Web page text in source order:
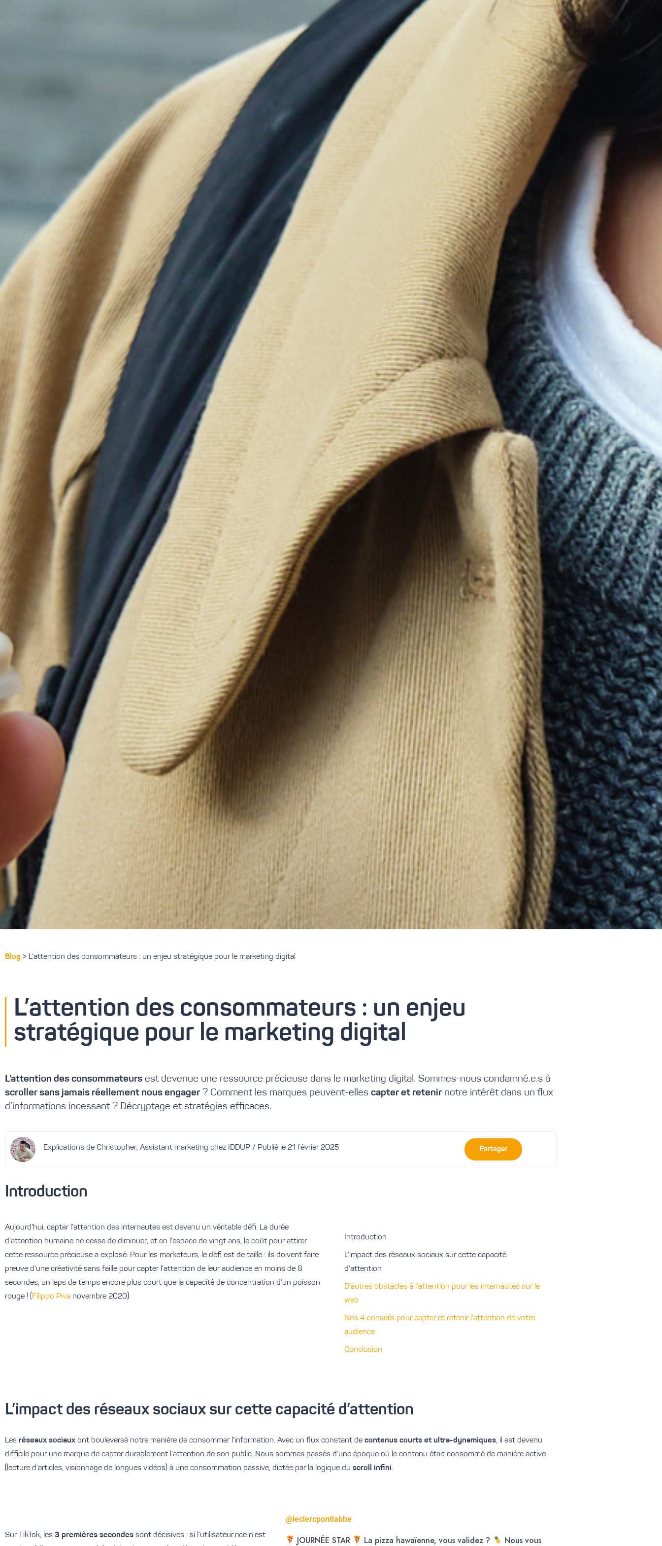
Blog > L’attention des consommateurs : un enjeu stratégique pour le marketing digital
L’attention des consommateurs : un enjeu
stratégique pour le marketing digital
L’attention des consommateurs est devenue une ressource précieuse dans le marketing digital. Sommes-nous condamné.e.s à
scroller sans jamais réellement nous engager ? Comment les marques peuvent-elles capter et retenir notre intérêt dans un flux
d’informations incessant ? Décryptage et stratégies efficaces.
Explications de Christopher, Assistant marketing chez IDDUP / Publié le 21 février 2025 Partager
Introduction
Aujourd’hui, capter l’attention des internautes est devenu un véritable défi. La durée
d’attention humaine ne cesse de diminuer, et en l’espace de vingt ans, le coût pour attirer
cette ressource précieuse a explosé. Pour les marketeurs, le défi est de taille : ils doivent faire
preuve d’une créativité sans faille pour capter l’attention de leur audience en moins de 8
secondes, un laps de temps encore plus court que la capacité de concentration d’un poisson
rouge ! (Filippo Piva novembre 2020).
Introduction
L’impact des réseaux sociaux sur cette capacité
d’attention
D’autres obstacles à l’attention pour les internautes sur le
web
Nos 4 conseils pour capter et retenir l’attention de votre
audience
Conclusion
L’impact des réseaux sociaux sur cette capacité d’attention
Les réseaux sociaux ont bouleversé notre manière de consommer l’information. Avec un flux constant de contenus courts et ultra-dynamiques, il est devenu
difficile pour une marque de capter durablement l’attention de son public. Nous sommes passés d’une époque où le contenu était consommé de manière active
(lecture d’articles, visionnage de longues vidéos) à une consommation passive, dictée par la logique du scroll infini.
Sur TikTok, les 3 premières secondes sont décisives : si l’utilisateur.rice n’est
@leclercpontlabbe
JOURNÉE STAR La pizza hawaïenne, vous validez ? Nous vous